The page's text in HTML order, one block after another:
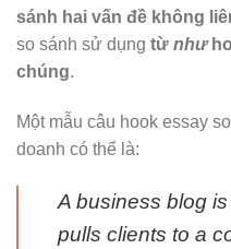
sánh hai vấn đề không
so sánh sử dụng từ như
chúng.
Một mẫu câu hook essay
doanh có thể là:
A business blog
pulls clients to a